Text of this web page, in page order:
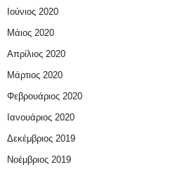
Ιούνιος 2020
Μάιος 2020
Απρίλιος 2020
Μάρτιος 2020
Φεβρουάριος 2020
Ιανουάριος 2020
Δεκέμβριος 2019
Νοέμβριος 2019